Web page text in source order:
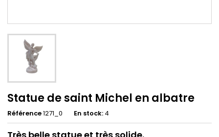
Statue de saint Michel en albatre
Référence1271_0 En stock: 4